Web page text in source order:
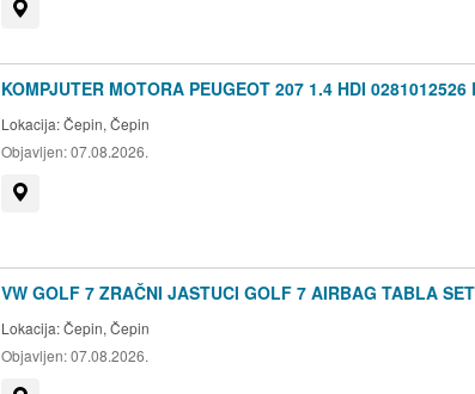
KOMPJUTER MOTORA PEUGEOT 207 1.4 HDI
Lokacija:Čepin, Čepin
Objavljen:07.08.2026.
VW GOLF 7 ZRAČNI JASTUCI GOLF 7 AIRBAG TABLA
Lokacija:Čepin, Čepin
Objavljen:07.08.2026.